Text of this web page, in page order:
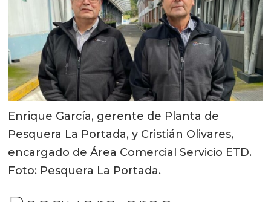
Enrique García, gerente de Planta de
Pesquera La Portada, y Cristián Olivares,
encargado de Área Comercial Servicio ETD.
Foto: Pesquera La Portada.